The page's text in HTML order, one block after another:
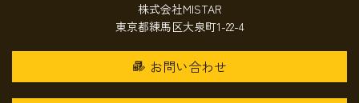
株式会社MISTAR
東京都練馬区大泉町1-22-4
お問い合わせ